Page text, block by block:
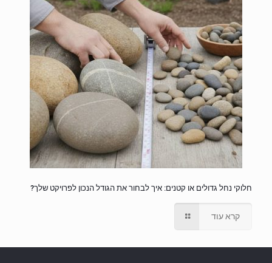
חלוקי נחל גדולים או קטנים: איך לבחור את הגודל הנכון לפרויקט שלך?
קרא עוד